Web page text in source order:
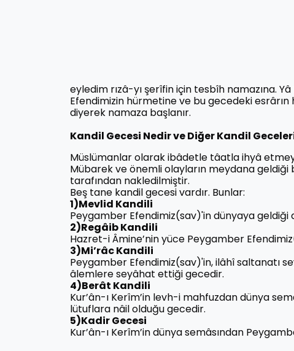
eyledim rızâ-yı şerîfin için tesbîh namazına.
Efendimizin hürmetine ve bu gecedeki esrârın
diyerek namaza başlanır.
Kandil Gecesi Nedir ve Diğer Kandil
Müslümanlar olarak ibâdetle tâatla ihyâ
Mübarek ve önemli olayların meydana
tarafından nakledilmiştir.
Beş tane kandil gecesi vardır. Bunlar:
1)Mevlid Kandili
Peygamber Efendimiz(sav)'in dünyaya
2)Regâib Kandili
Hazret-i Âmine’nin yüce Peygamber
3)Mi’râc Kandili
Peygamber Efendimiz(sav)'in, ilâhî saltanatı
âlemlere seyâhat ettiği gecedir.
4)Berât Kandili
Kur’ân-ı Kerîm’in levh-i mahfuzdan dünya
lütuflara nâil olduğu gecedir.
5)Kadir Gecesi
Kur’ân-ı Kerîm’in dünya semâsından